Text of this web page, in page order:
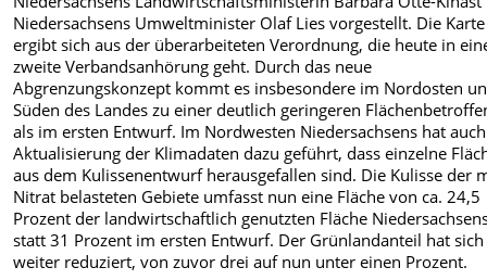
Niedersachsens Umweltminister Olaf Lies vorgestellt. Die Karte
ergibt sich aus der überarbeiteten Verordnung, die heute in
zweite Verbandsanhörung geht. Durch das neue
Abgrenzungskonzept kommt es insbesondere im Nordosten
Süden des Landes zu einer deutlich geringeren
als im ersten Entwurf. Im Nordwesten Niedersachsens hat
Aktualisierung der Klimadaten dazu geführt, dass einzelne
aus dem Kulissenentwurf herausgefallen sind. Die Kulisse der
Nitrat belasteten Gebiete umfasst nun eine Fläche von ca. 24,5
Prozent der landwirtschaftlich genutzten Fläche
statt 31 Prozent im ersten Entwurf. Der Grünlandanteil hat sich
weiter reduziert, von zuvor drei auf nun unter einen Prozent.